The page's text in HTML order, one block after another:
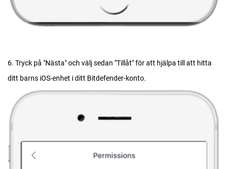
6. Tryck på "Nästa" och välj sedan "Tillåt" för att hjälpa till att hitta
ditt barns iOS-enhet i ditt Bitdefender-konto.